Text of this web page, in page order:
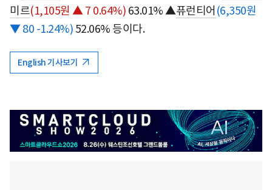
미르(1,105원 ▲ 7 0.64%) 63.01% ▲퓨런티어 (6,350원
▼ 80 -1.24%) 52.06% 등이다.
English 기사보기